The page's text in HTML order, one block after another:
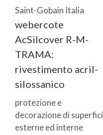
Saint-Gobain Italia
webercote
AcSilcover R-M-
TRAMA:
rivestimento acril-
silossanico
protezione e
decorazione di superfici
esterne ed interne